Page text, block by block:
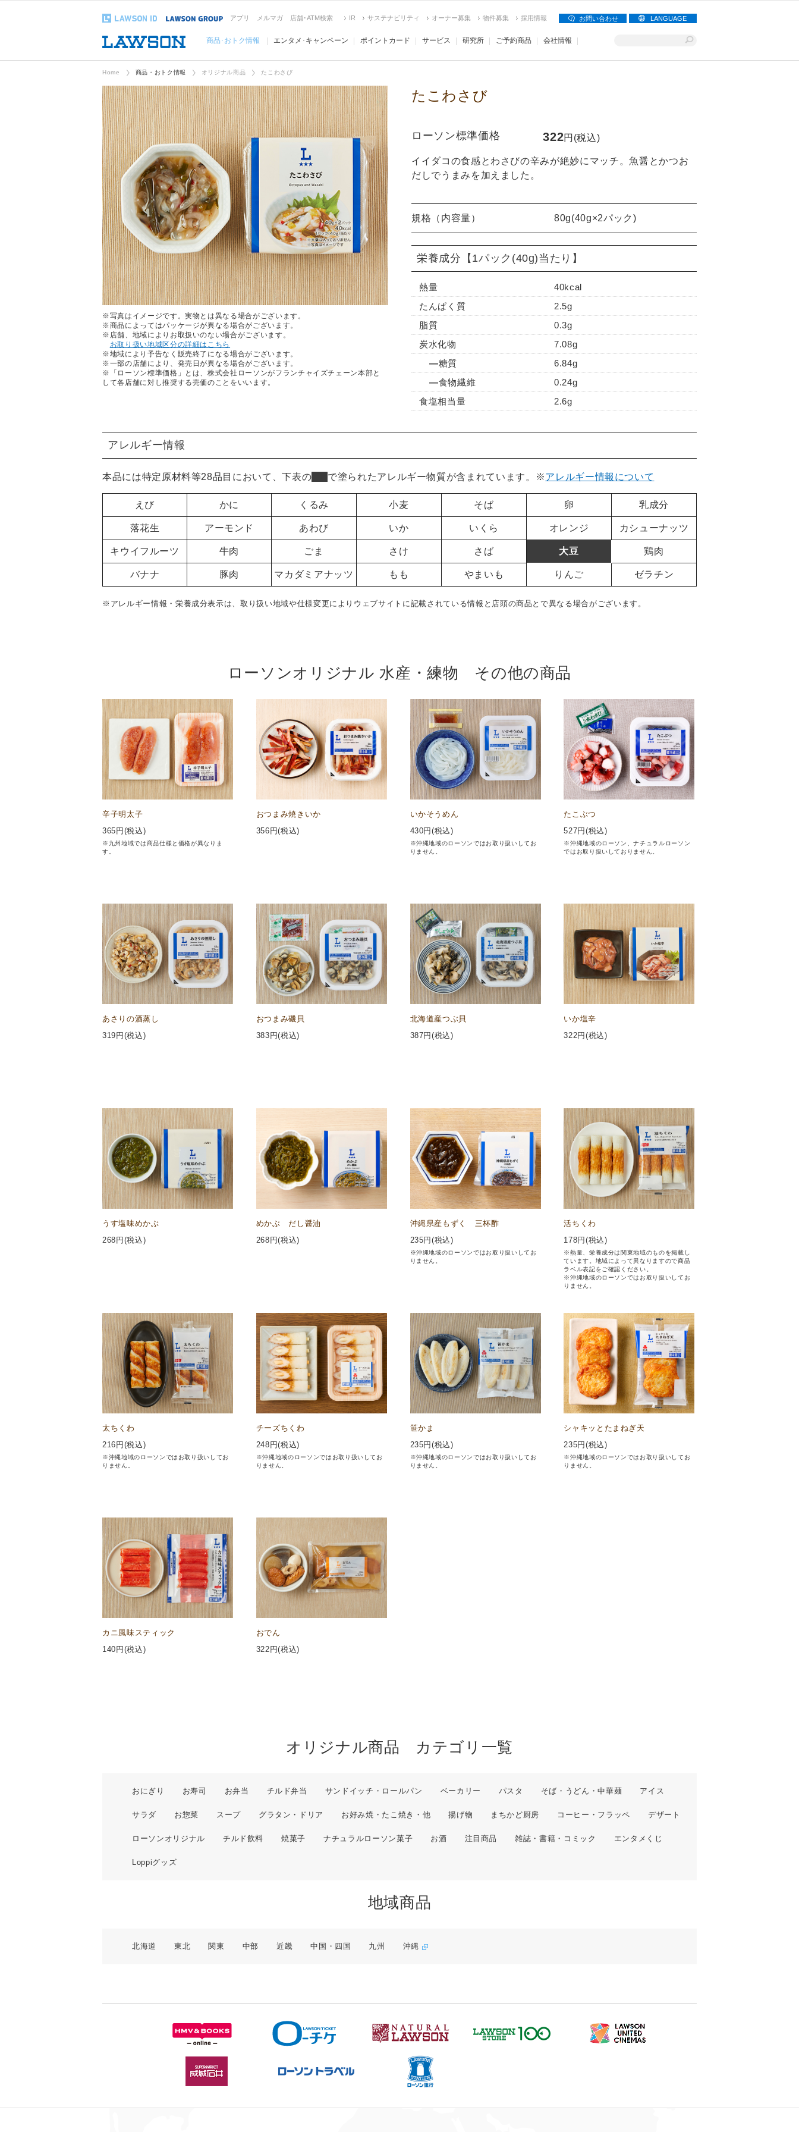
アプリ メルマガ 店舗･ATM検索 IR サステナビリティ オーナー募集 物件募集 採用情報 お問い合わせ LANGUAGE
商品･おトク情報 エンタメ･キャンペーン ポイントカード サービス 研究所 ご予約商品 会社情報
Home 商品・おトク情報 オリジナル商品 たこわさび
※写真はイメージです。実物とは異なる場合がございます。
※商品によってはパッケージが異なる場合がございます。
※店舗、地域によりお取扱いのない場合がございます。
お取り扱い地域区分の詳細はこちら
※地域により予告なく販売終了になる場合がございます。
※一部の店舗により、発売日が異なる場合がございます。
※「ローソン標準価格」とは、株式会社ローソンがフランチャイズチェーン本部と
して各店舗に対し推奨する売価のことをいいます。
たこわさび
ローソン標準価格 322円(税込)
イイダコの食感とわさびの辛みが絶妙にマッチ。魚醤とかつお
だしでうまみを加えました。
規格（内容量） 80g(40g×2パック)
栄養成分 【1パック(40g)当たり】
熱量
40kcal
たんぱく質
2.5g
脂質
0.3g
炭水化物
7.08g
糖質
6.84g
食物繊維
0.24g
食塩相当量
2.6g
アレルギー情報
本品には特定原材料等28品目において、下表の で塗られたアレルギー物質が含まれています。 ※アレルギー情報について
えび かに くるみ 小麦 そば 卵 乳成分
落花生 アーモンド あわび いか いくら オレンジ カシューナッツ
キウイフルーツ 牛肉 ごま さけ さば 大豆 鶏肉
バナナ 豚肉 マカダミアナッツ もも やまいも りんご ゼラチン
※アレルギー情報・栄養成分表示は、取り扱い地域や仕様変更によりウェブサイトに記載されている情報と店頭の商品とで異なる場合がございます。
ローソンオリジナル 水産・練物 その他の商品
辛子明太子
365 円(税込)
※九州地域では商品仕様と価格が異なりま
す。
おつまみ焼きいか
356 円(税込)
いかそうめん
430円(税込)
※沖縄地域のローソンではお取り扱いしてお
りません。
たこぶつ
527円(税込)
※沖縄地域のローソン、ナチュラルローソン
ではお取り扱いしておりません。
あさりの酒蒸し
319 円(税込)
おつまみ磯貝
383 円(税込)
北海道産つぶ貝
387円(税込)
いか塩辛
322円(税込)
うす塩味めかぶ
268 円(税込)
めかぶ だし醤油
268 円(税込)
沖縄県産もずく 三杯酢
235円(税込)
※沖縄地域のローソンではお取り扱いしてお
りません。
活ちくわ
178円(税込)
※熱量、栄養成分は関東地域のものを掲載し
ています。地域によって異なりますので商品
ラベル表記をご確認ください。
※沖縄地域のローソンではお取り扱いしてお
りません。
太ちくわ
216 円(税込)
※沖縄地域のローソンではお取り扱いしてお
りません。
チーズちくわ
248 円(税込)
※沖縄地域のローソンではお取り扱いしてお
りません。
笹かま
235円(税込)
※沖縄地域のローソンではお取り扱いしてお
りません。
シャキッとたまねぎ天
235円(税込)
※沖縄地域のローソンではお取り扱いしてお
りません。
カニ風味スティック
140 円(税込)
おでん
322 円(税込)
オリジナル商品 カテゴリ一覧
おにぎり お寿司 お弁当 チルド弁当 サンドイッチ・ロールパン ベーカリー パスタ そば・うどん・中華麺 アイス
サラダ お惣菜 スープ グラタン・ドリア お好み焼・たこ焼き・他 揚げ物 まちかど厨房 コーヒー・フラッペ デザート
ローソンオリジナル チルド飲料 焼菓子 ナチュラルローソン菓子 お酒 注目商品 雑誌・書籍・コミック エンタメくじ
Loppiグッズ
地域商品
北海道 東北 関東 中部 近畿 中国・四国 九州 沖縄